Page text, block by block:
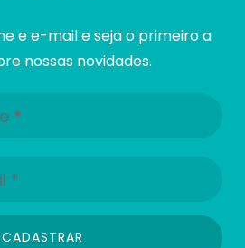
e e-mail e seja o primeiro a
nossas novidades.
CADASTRAR